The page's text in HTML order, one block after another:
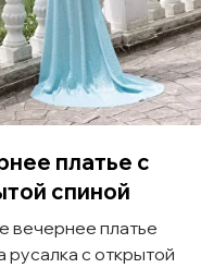
платье с
спиной
вечернее платье
русалка с открытой